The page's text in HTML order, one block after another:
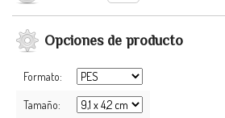
Opciones de producto
Formato:
Tamaño: